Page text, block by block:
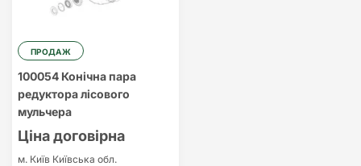
ПРОДАЖ
100054 Конічна пара
редуктора лісового
мульчера
Ціна договірна
м. Київ Київська обл.